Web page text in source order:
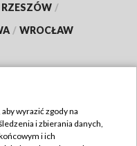
RZESZÓW /
/ WROCŁAW
wyrazić zgody na
i zbierania danych,
i ich